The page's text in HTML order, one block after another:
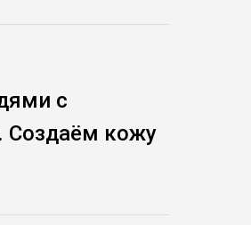
с
Создаём кожу